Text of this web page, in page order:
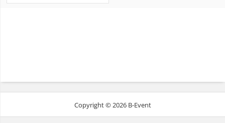
Copyright © 2026 B-Event